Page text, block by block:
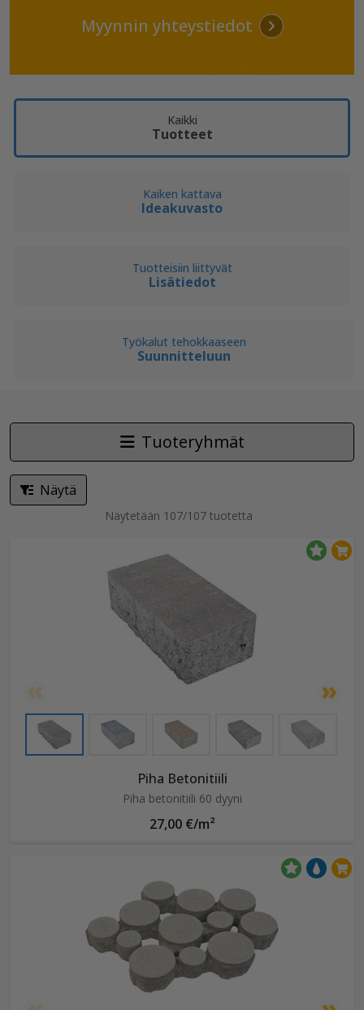
Myynnin yhteystiedot
Kaikki
Tuotteet
Kaiken kattava
Ideakuvasto
Tuotteisiin liittyvät
Lisätiedot
Työkalut tehokkaaseen
Suunnitteluun
Tuoteryhmät
Näytä
Näytetään 107/107 tuotetta
Piha Betonitiili
Piha betonitiili 60 dyyni
27,00 €/m²